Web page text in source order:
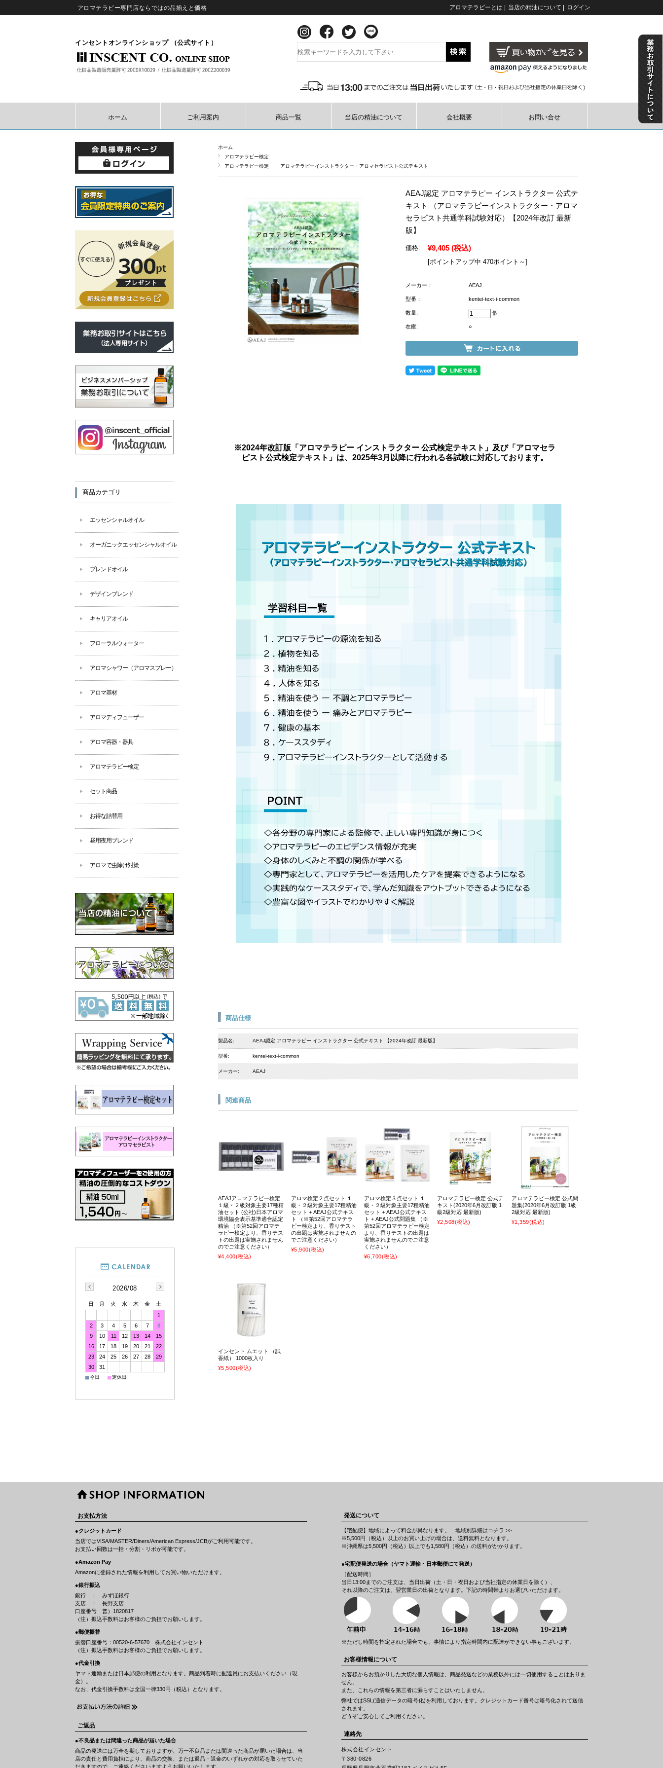
アロマテラピー専門店ならではの品揃えと価格 アロマテラピーとは 当店の精油について ログイン
インセントオンラインショップ （公式サイト）
ホーム ご利用案内 商品一覧 当店の精油について 会社概要 お問い合せ
ホーム
アロマテラピー検定
アロマテラピー検定
アロマテラピーインストラクター・アロマセラピスト公式テキスト
AEAJ認定 アロマテラピー インストラクター 公式テ
キスト （アロマテラピーインストラクター・アロマ
セラピスト共通学科試験対応）【2024年改訂 最新
版】
価格: ¥9,405 (税込)
[ポイントアップ中 470ポイント～]
メーカー： AEAJ
型番： kentei-text-i-common
数量: 個
在庫: ○
※2024年改訂版「アロマテラピー インストラクター 公式検定テキスト」及び「アロマセラ
ピスト公式検定テキスト」は、2025年3月以降に行われる各試験に対応しております。
商品仕様
製品名: AEAJ認定 アロマテラピー インストラクター 公式テキスト 【2024年改訂 最新版】
型番: kentei-text-i-common
メーカー: AEAJ
関連商品
AEAJアロマテラピー検定
１級・２級対象主要17種精
油セット (公社)日本アロマ
環境協会表示基準適合認定
精油 （※第52回アロマテ
ラピー検定より、香りテス
トの出題は実施されません
のでご注意ください）
¥4,400(税込)
アロマ検定２点セット １
級・２級対象主要17種精油
セット + AEAJ公式テキス
ト （※第52回アロマテラ
ピー検定より、香りテスト
の出題は実施されませんの
でご注意ください）
¥5,900(税込)
アロマ検定３点セット １
級・２級対象主要17種精油
セット + AEAJ公式テキス
ト + AEAJ公式問題集 （※
第52回アロマテラピー検定
より、香りテストの出題は
実施されませんのでご注意
ください）
¥6,700(税込)
アロマテラピー検定 公式テ
キスト(2020年6月改訂版 1
級2級対応 最新版)
¥2,508(税込)
アロマテラピー検定 公式問
題集(2020年6月改訂版 1級
2級対応 最新版)
¥1,359(税込)
インセント ムエット （試
香紙） 1000枚入り
¥5,500(税込)
商品カテゴリ
エッセンシャルオイル
オーガニックエッセンシャルオイル
ブレンドオイル
デザインブレンド
キャリアオイル
フローラルウォーター
アロマシャワー（アロマスプレー）
アロマ基材
アロマディフューザー
アロマ容器・器具
アロマテラピー検定
セット商品
お得な詰替用
昼用夜用ブレンド
アロマで虫除け対策
2026/08
日 月 火 水 木 金
土
1
2
3 4 5 6 7
8
9
10 11 12 13 14
15
16
17 18 19 20 21
22
23
24 25 26 27 28
29
30
31
■今日 ■定休日
お支払方法
●クレジットカード
当店ではVISA/MASTER/Diners/American Express/JCBがご利用可能です。
お支払い回数は一括・分割・リボが可能です。
●Amazon Pay
Amazonに登録された情報を利用してお買い物いただけます。
●銀行振込
銀行 ： みずほ銀行
支店 ： 長野支店
口座番号 普）1820817
（注）振込手数料はお客様のご負担でお願いします。
●郵便振替
振替口座番号：00520-6-57670 株式会社インセント
（注）振込手数料はお客様のご負担でお願いします。
●代金引換
ヤマト運輸または日本郵便の利用となります。商品到着時に配達員にお支払いください（現
金）。
なお、代金引換手数料は全国一律330円（税込）となります。
ご返品
●不良品または間違った商品が届いた場合
商品の発送には万全を期しておりますが、万一不良品または間違った商品が届いた場合は、当
店の責任と費用負担により、商品の交換、または返品・返金のいずれかの対応を取らせていた
だきますので、ご連絡くださいますようお願いいたします。
発送について
【宅配便】地域によって料金が異なります。 地域別詳細はコチラ >>
※5,500円（税込）以上のお買い上げの場合は、送料無料となります。
※沖縄県は5,500円（税込）以上でも1,580円（税込）の送料がかかります。
●宅配便発送の場合（ヤマト運輸・日本郵便にて発送）
［配送時間］
当日13:00までのご注文は、当日出荷（土・日・祝日および当社指定の休業日を除く）、
それ以降のご注文は、翌営業日の出荷となります。下記の時間帯よりお選びいただけます。
※ただし時間を指定された場合でも、事情により指定時間内に配達ができない事もございます。
お客様情報について
お客様からお預かりした大切な個人情報は、商品発送などの業務以外には一切使用することはありま
せん。
また、これらの情報を第三者に漏らすことはいたしません。
弊社ではSSL(通信データの暗号化)を利用しております。クレジットカード番号は暗号化されて送信
されます。
どうぞご安心してご利用ください。
連絡先
株式会社インセント
〒380-0826